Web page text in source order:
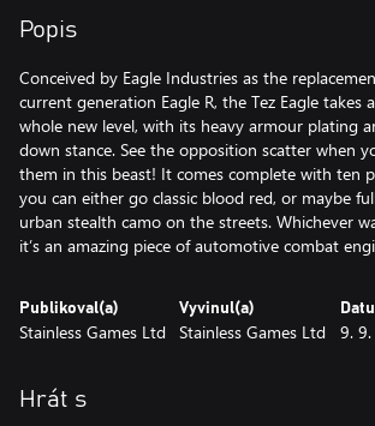
Popis
Conceived by Eagle Industries as the
current generation Eagle R, the Tez Eagle takes
whole new level, with its heavy armour plating
down stance. See the opposition scatter when
them in this beast! It comes complete with ten
you can either go classic blood red, or maybe
urban stealth camo on the streets. Whichever
it’s an amazing piece of automotive combat
Publikoval(a)
Stainless Games Ltd
Vyvinul(a)
Stainless Games Ltd 9.
Hrát s